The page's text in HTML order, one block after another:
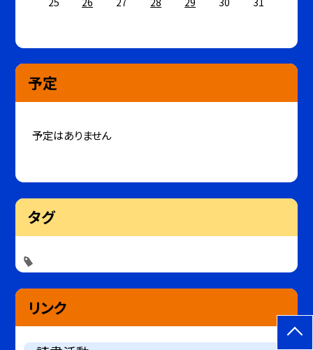
予定
予定はありません
タグ
リンク